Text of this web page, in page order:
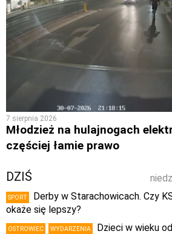
7 sierpnia 2026
Młodzież na hulajnogach
częściej łamie prawo
DZIŚ
SPORT
Derby w Starachowicach. Czy
okaże się lepszy?
OSTROWIEC WYDARZENIA
Dzieci w wieku